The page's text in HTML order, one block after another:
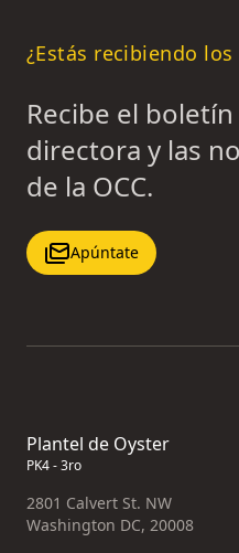
¿Estás recibiendo los
Recibe el
directora y las
de la OCC.
Apúntate
Plantel de Oyster
PK4 - 3ro
2801 Calvert St. NW
Washington DC, 20008